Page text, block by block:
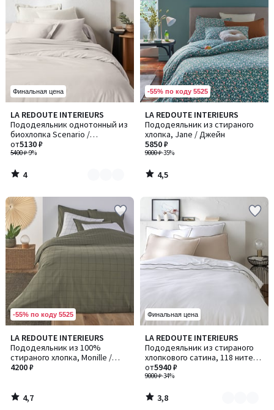
Финальная цена
LA REDOUTE INTERIEURS
Пододеяльник однотонный из
биохлопка Scenario /
Сценарио
5400 ₽-9%
от5130 ₽
4
/
5
Количество
цветов:
2
4
/
-55% по коду 5525
LA REDOUTE INTERIEURS
Пододеяльник из стираного
хлопка, Jane / Джейн
9000 ₽-35%
5850 ₽
4,5
/ 5
4,5
/
-55% по коду 5525
LA REDOUTE INTERIEURS
Пододеяльник из 100%
стираного хлопка, Monille /
Мониль
4200 ₽
4,7
/ 5
4,7
/
Финальная цена
LA REDOUTE INTERIEURS
Пододеяльник из стираного
хлопкового сатина, 118 нитей/
см², Victor /Виктор
9000 ₽-34%
от5940 ₽
3,8
/ 5
Количество
цветов:
7
3,8
/